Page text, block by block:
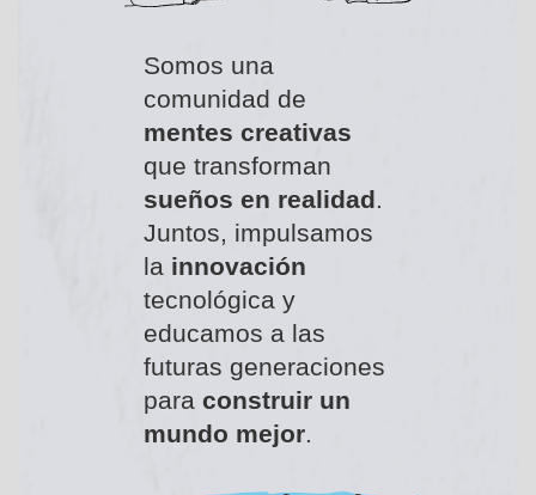
Somos una
comunidad de
mentes creativas
que transforman
sueños en realidad
Juntos, impulsamos
la innovación
tecnológica y
educamos a las
futuras generaciones
para construir un
mundo mejor.